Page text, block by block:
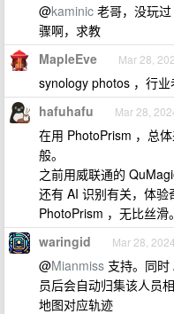
@kaminic 老哥，没玩
骤啊，求教
MapleEve Mar 28,
synology photos ，行
hafuhafu Mar 28,
在用 PhotoPrism ，总
般。
之前用威联通的
还有 AI 识别有关，体
PhotoPrism ，无比丝滑。
waringid Mar 28, 2024
@Mianmiss 支持。同
员后会自动归集该人员
地图对应轨迹